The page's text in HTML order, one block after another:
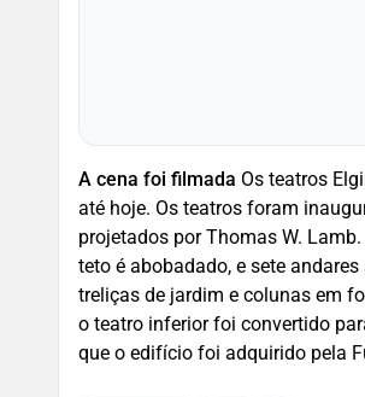
A cena foi filmada Os teatros
até hoje. Os teatros foram
projetados por Thomas W.
teto é abobadado, e sete
treliças de jardim e colunas em
o teatro inferior foi convertido
que o edifício foi adquirido pela